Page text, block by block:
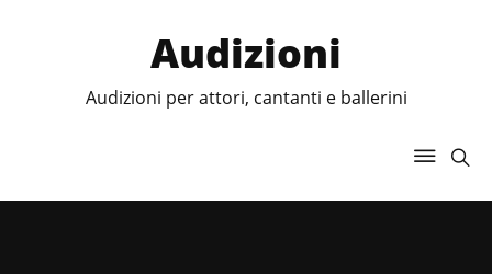
Audizioni
Audizioni per attori, cantanti e ballerini